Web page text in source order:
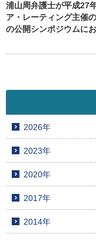
浦山周弁護士が平成27
ア・レーティング主催
の公開シンポジウムに
2026年
2023年
2020年
2017年
2014年